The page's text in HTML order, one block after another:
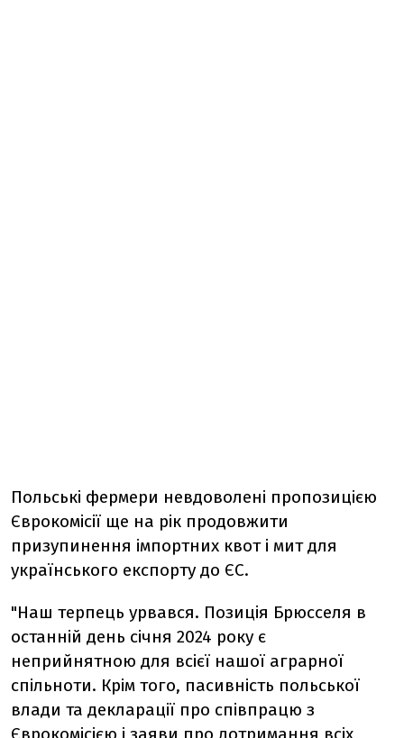
Польські фермери невдоволені пропозицією
Єврокомісії ще на рік продовжити
призупинення імпортних квот і мит для
українського експорту до ЄС.
"Наш терпець урвався. Позиція Брюсселя в
останній день січня 2024 року є
неприйнятною для всієї нашої аграрної
спільноти. Крім того, пасивність польської
влади та декларації про співпрацю з
Єврокомісією і заяви про дотримання всіх